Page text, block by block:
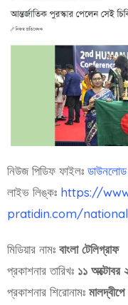
নিউজ পিডিফ ফাইলঃ ডাউনলোড
লাইভ লিঙ্কঃ https://
pratidin.com/
মিডিয়ার নামঃ বাংলা টেলিগ্রাফ
প্রকাশনার তারিখঃ ১১ অক্টোবর
প্রকাশনার শিরোনামঃ